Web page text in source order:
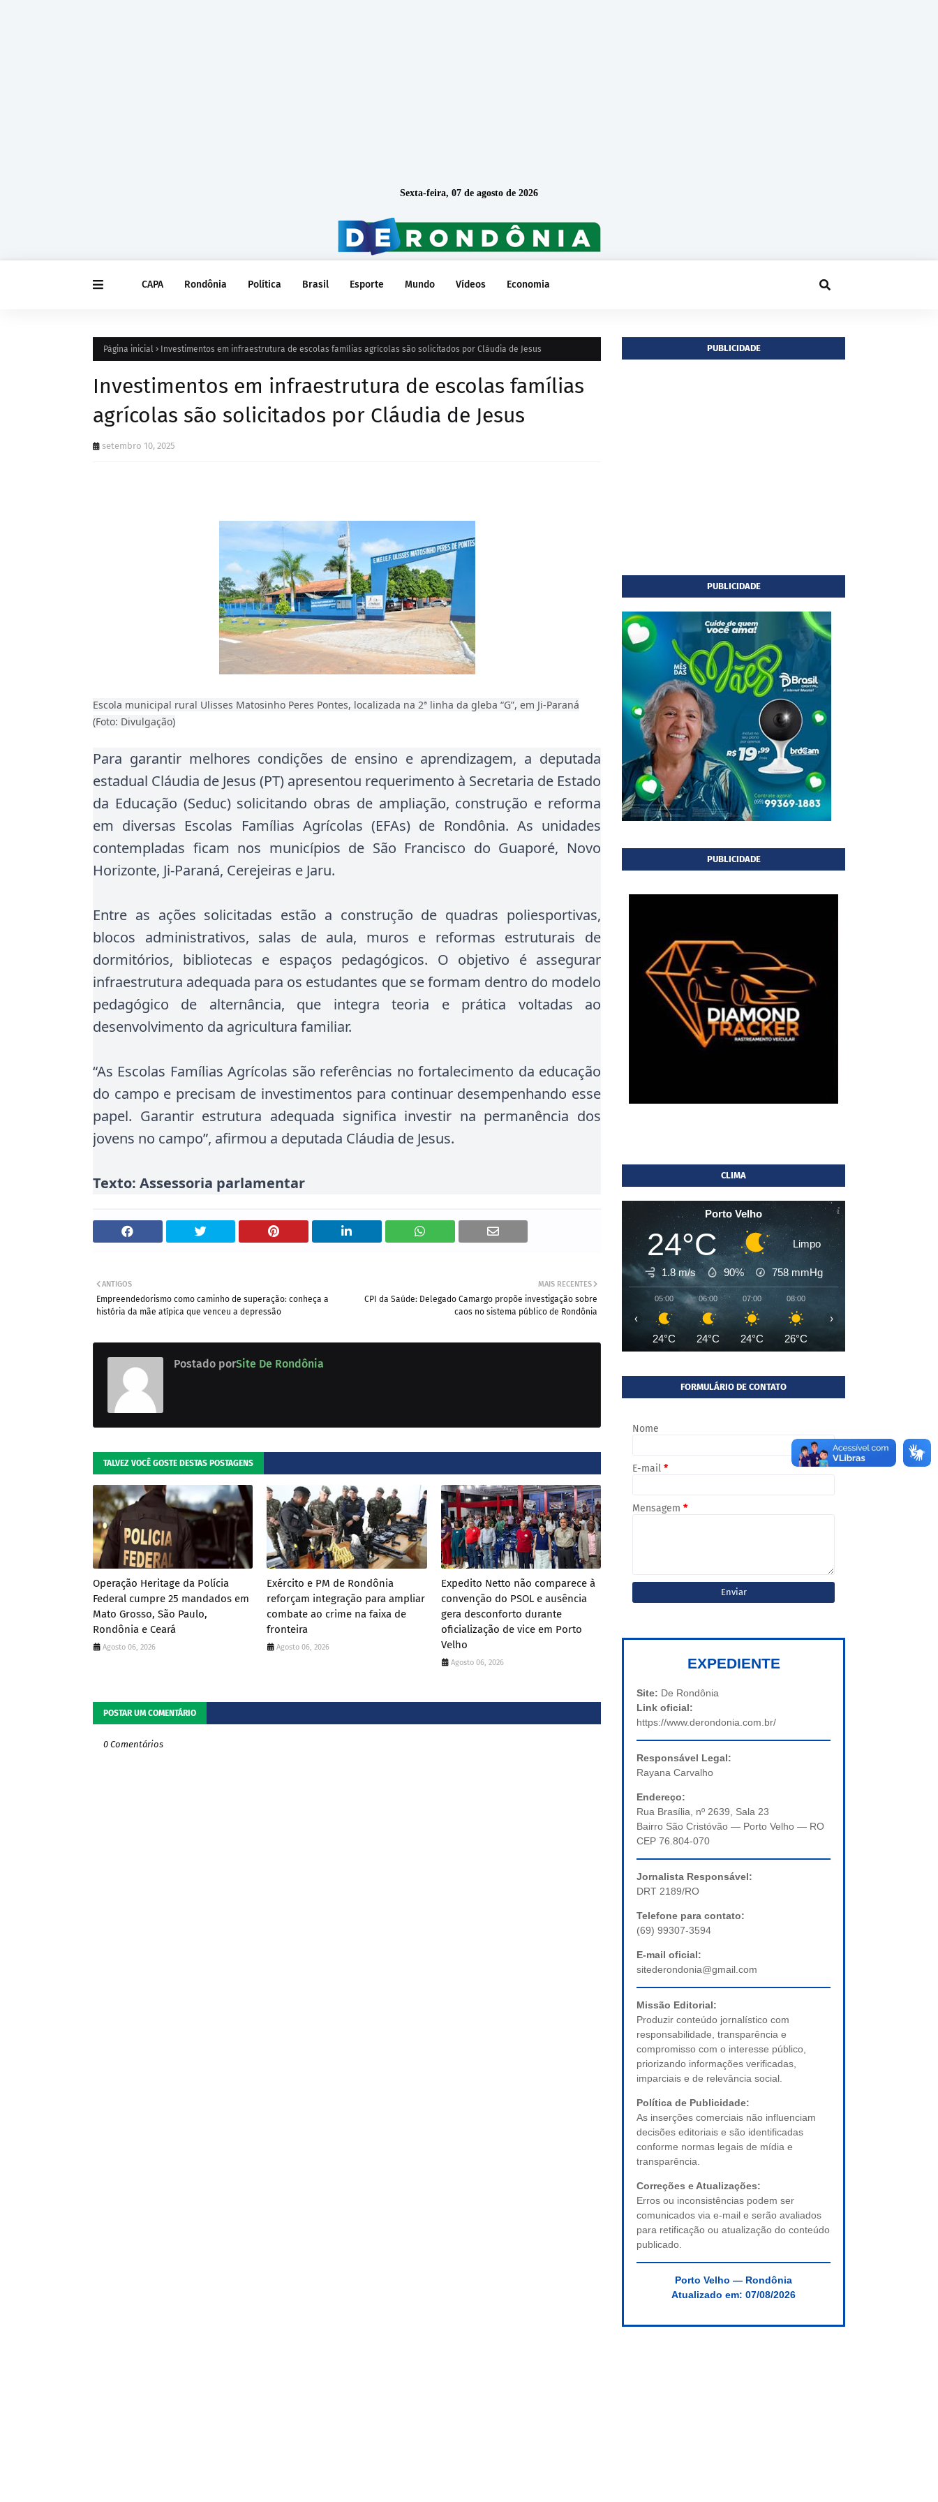
Sexta-feira, 07 de agosto de 2026
CAPA Rondônia Política Brasil Esporte Mundo Vídeos Economia
Página inicial Investimentos em infraestrutura de escolas famílias agrícolas são solicitados por Cláudia de Jesus
Investimentos em infraestrutura de escolas famílias
agrícolas são solicitados por Cláudia de Jesus
setembro 10, 2025
Escola municipal rural Ulisses Matosinho Peres Pontes, localizada na 2ª linha da gleba “G”, em Ji-Paraná
(Foto: Divulgação)
Para garantir melhores condições de ensino e aprendizagem, a deputada
estadual Cláudia de Jesus (PT) apresentou requerimento à Secretaria de Estado
da Educação (Seduc) solicitando obras de ampliação, construção e reforma
em diversas Escolas Famílias Agrícolas (EFAs) de Rondônia. As unidades
contempladas ficam nos municípios de São Francisco do Guaporé, Novo
Horizonte, Ji-Paraná, Cerejeiras e Jaru.
Entre as ações solicitadas estão a construção de quadras poliesportivas,
blocos administrativos, salas de aula, muros e reformas estruturais de
dormitórios, bibliotecas e espaços pedagógicos. O objetivo é assegurar
infraestrutura adequada para os estudantes que se formam dentro do modelo
pedagógico de alternância, que integra teoria e prática voltadas ao
desenvolvimento da agricultura familiar.
“As Escolas Famílias Agrícolas são referências no fortalecimento da educação
do campo e precisam de investimentos para continuar desempenhando esse
papel. Garantir estrutura adequada significa investir na permanência dos
jovens no campo”, afirmou a deputada Cláudia de Jesus.
Texto: Assessoria parlamentar
MAIS RECENTES
CPI da Saúde: Delegado Camargo propõe investigação sobre
caos no sistema público de Rondônia
ANTIGOS
Empreendedorismo como caminho de superação: conheça a
história da mãe atípica que venceu a depressão
Postado porSite De Rondônia
TALVEZ VOCÊ GOSTE DESTAS POSTAGENS
Operação Heritage da Polícia
Federal cumpre 25 mandados em
Mato Grosso, São Paulo,
Rondônia e Ceará
Agosto 06, 2026
Exército e PM de Rondônia
reforçam integração para ampliar
combate ao crime na faixa de
fronteira
Agosto 06, 2026
Expedito Netto não comparece à
convenção do PSOL e ausência
gera desconforto durante
oficialização de vice em Porto
Velho
Agosto 06, 2026
POSTAR UM COMENTÁRIO
0 Comentários
PUBLICIDADE
PUBLICIDADE
PUBLICIDADE
CLIMA
Porto Velho
24°C Limpo
1.8 m/s 90% 758 mmHg
05:00
24°C
06:00
24°C
07:00
24°C
08:00
26°C
‹ ›
FORMULÁRIO DE CONTATO
Nome
E-mail *
Mensagem *
EXPEDIENTE
Site: De Rondônia
Link oficial:
https://www.derondonia.com.br/
Responsável Legal:
Rayana Carvalho
Endereço:
Rua Brasília, nº 2639, Sala 23
Bairro São Cristóvão — Porto Velho — RO
CEP 76.804-070
Jornalista Responsável:
DRT 2189/RO
Telefone para contato:
(69) 99307-3594
E-mail oficial:
sitederondonia@gmail.com
Missão Editorial:
Produzir conteúdo jornalístico com
responsabilidade, transparência e
compromisso com o interesse público,
priorizando informações verificadas,
imparciais e de relevância social.
Política de Publicidade:
As inserções comerciais não influenciam
decisões editoriais e são identificadas
conforme normas legais de mídia e
transparência.
Correções e Atualizações:
Erros ou inconsistências podem ser
comunicados via e-mail e serão avaliados
para retificação ou atualização do conteúdo
publicado.
Porto Velho — Rondônia
Atualizado em: 07/08/2026